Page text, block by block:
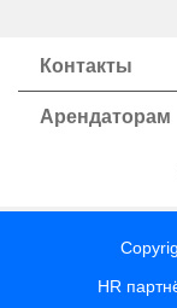
Контакты
Арендаторам
HR